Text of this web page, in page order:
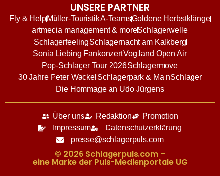
UNSERE PARTNER
Fly & HelpMüller-TouristikA-TeamsGoldene Herbstklänge
artmedia management & moreSchlagerwelle
SchlagerfeelingSchlagernacht am Kalkberg
Sonia Liebing FankonzertVogtland Open Air
Pop-Schlager Tour 2026Schlagermove
30 Jahre Peter Wackel Schlagerpark & MainSchlager
Die Hommage an Udo Jürgens
Über uns Redaktion
Promotion
Impressum
Datenschutzerklärung
presse@schlagerpuls.com
© 2026 Schlagerpuls.com –
eine Marke der Puls-Medienportale UG​